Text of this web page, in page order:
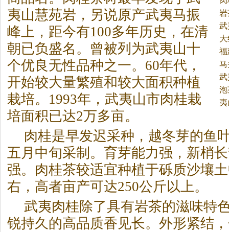
丛
夷山慧苑岩，另说原产武夷马振
峰上，距今有100多年历史，在清
朝已负盛名。曾被列为武夷山十
个优良无性品种之一。60年代，
开始较大量繁殖和较大面积种植
栽培。1993年，武夷山市肉桂栽
培面积已达2万多亩。
肉桂是早发迟采种，越冬芽的鱼
五月中旬采制。育芽能力强，新梢
强。肉桂茶较适宜种植于砾质沙壤
右，高者亩产可达250公斤以上。
武夷肉桂除了具有岩茶的滋味特
锐持久的高品质香见长。外形紧结